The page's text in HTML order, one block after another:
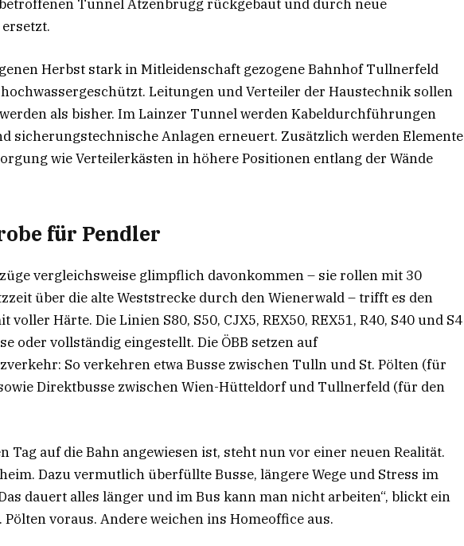
Tunnel Atzenbrugg rückgebaut und durch neue
Herbst stark in Mitleidenschaft gezogene Bahnhof Tullnerfeld
Leitungen und Verteiler der Haustechnik sollen
als bisher. Im Lainzer Tunnel werden Kabeldurchführungen
sicherungstechnische Anlagen erneuert. Zusätzlich werden Elemente
wie Verteilerkästen in höhere Positionen entlang der Wände
für Pendler
vergleichsweise glimpflich davonkommen – sie rollen mit 30
über die alte Weststrecke durch den Wienerwald – trifft es den
Härte. Die Linien S80, S50, CJX5, REX50, REX51, R40, S40 und S4
oder vollständig eingestellt. Die ÖBB setzen auf
So verkehren etwa Busse zwischen Tulln und St. Pölten (für
Direktbusse zwischen Wien-Hütteldorf und Tullnerfeld (für den
Tag auf die Bahn angewiesen ist, steht nun vor einer neuen Realität.
Dazu vermutlich überfüllte Busse, längere Wege und Stress im
dauert alles länger und im Bus kann man nicht arbeiten“, blickt ein
Pölten voraus. Andere weichen ins Homeoffice aus.